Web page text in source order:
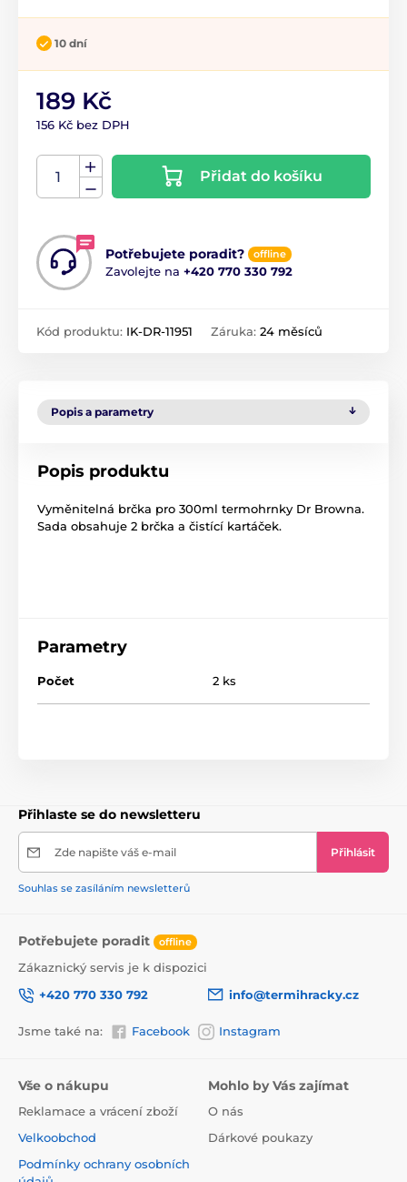
10 dní
189 Kč
156 Kč bez DPH
Přidat do košíku
Potřebujete poradit? offline
Zavolejte na +420 770 330 792
Kód produktu: IK-DR-11951 Záruka: 24 měsíců
Popis a parametry
Popis produktu
Vyměnitelná brčka pro 300ml termohrnky Dr Browna.
Sada obsahuje 2 brčka a čistící kartáček.
Parametry
Počet 2 ks
Přihlaste se do newsletteru
Zde napište váš e-mail Přihlásit
Souhlas se zasíláním newsletterů
Potřebujete poradit offline
Zákaznický servis je k dispozici
+420 770 330 792
info@termihracky.cz
Jsme také na: Facebook Instagram
Vše o nákupu
Reklamace a vrácení zboží
Velkoobchod
Podmínky ochrany osobních
Mohlo by Vás zajímat
O nás
Dárkové poukazy